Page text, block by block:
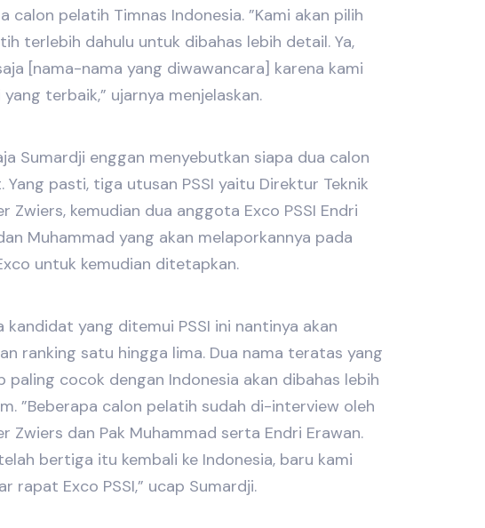
calon pelatih Timnas Indonesia. ”Kami akan pilih
terlebih dahulu untuk dibahas lebih detail. Ya,
[nama-nama yang diwawancara] karena kami
terbaik,” ujarnya menjelaskan.
Sumardji enggan menyebutkan siapa dua calon
Yang pasti, tiga utusan PSSI yaitu Direktur Teknik
Zwiers, kemudian dua anggota Exco PSSI Endri
Muhammad yang akan melaporkannya pada
untuk kemudian ditetapkan.
kandidat yang ditemui PSSI ini nantinya akan
ranking satu hingga lima. Dua nama teratas yang
paling cocok dengan Indonesia akan dibahas lebih
”Beberapa calon pelatih sudah di-interview oleh
Zwiers dan Pak Muhammad serta Endri Erawan.
bertiga itu kembali ke Indonesia, baru kami
rapat Exco PSSI,” ucap Sumardji.